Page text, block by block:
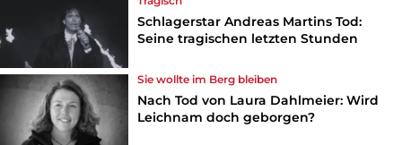
Schlagerstar Andreas Martins Tod:
Seine tragischen letzten Stunden
Sie wollte im Berg bleiben
Nach Tod von Laura Dahlmeier: Wird
Leichnam doch geborgen?